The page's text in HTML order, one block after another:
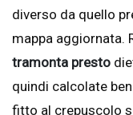
diverso da quello
mappa aggiornata.
tramonta presto
quindi calcolate
fitto al crepuscolo